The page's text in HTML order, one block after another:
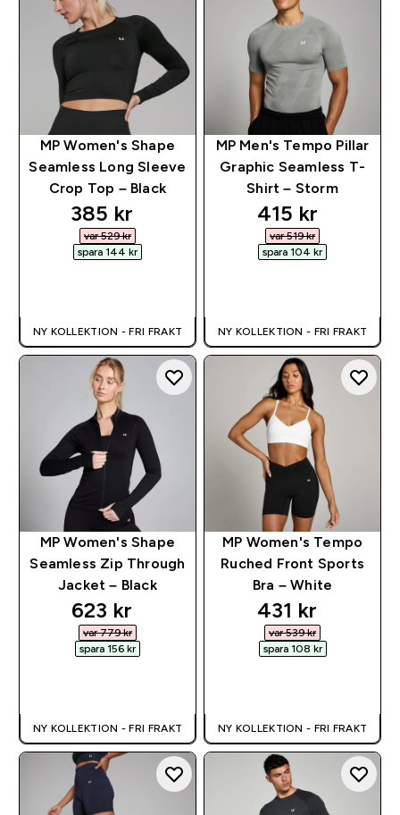
MP Women's Shape
Seamless Long Sleeve
Crop Top – Black
discounted price
385 kr‎
var 529 kr‎
spara 144 kr‎
NY KOLLEKTION - FRI FRAKT
MP Men's Tempo Pillar
Graphic Seamless T-
Shirt – Storm
discounted
415 kr‎
var 519 kr‎
spara 104 kr‎
NY KOLLEKTION - FRI FRAKT
MP Women's Shape
Seamless Zip Through
Jacket – Black
discounted price
623 kr‎
var 779 kr‎
spara 156 kr‎
NY KOLLEKTION - FRI FRAKT
MP Women's Tempo
Ruched Front Sports
Bra – White
discounted
431 kr‎
var 539 kr‎
spara 108 kr‎
NY KOLLEKTION - FRI FRAKT